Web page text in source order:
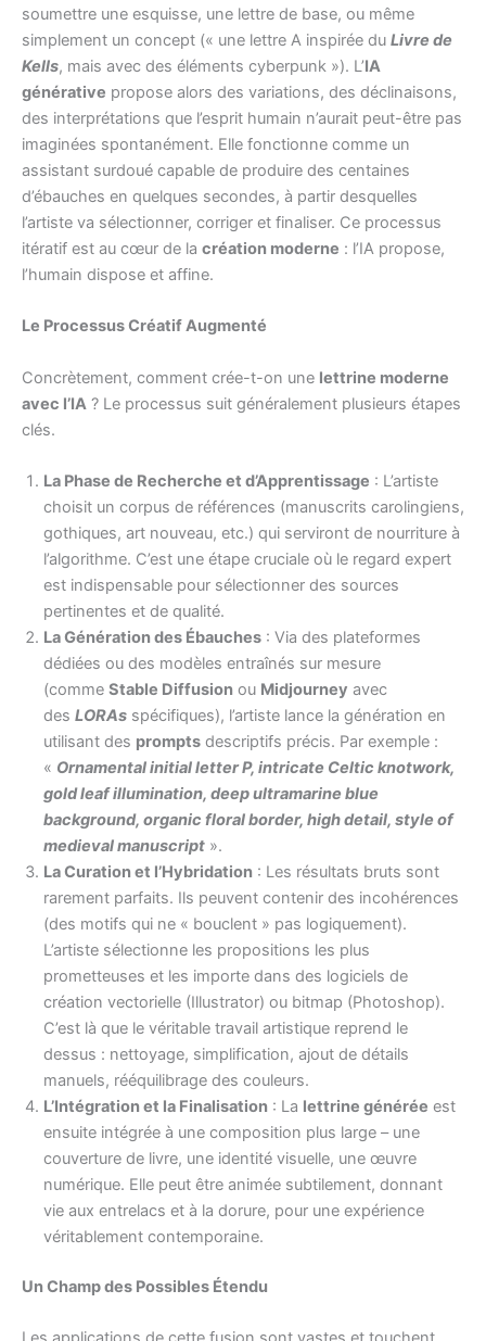
soumettre une esquisse, une lettre de base, ou même
simplement un concept (« une lettre A inspirée du Livre de
Kells, mais avec des éléments cyberpunk »). L’IA
générative propose alors des variations, des déclinaisons,
des interprétations que l’esprit humain n’aurait peut-être pas
imaginées spontanément. Elle fonctionne comme un
assistant surdoué capable de produire des centaines
d’ébauches en quelques secondes, à partir desquelles
l’artiste va sélectionner, corriger et finaliser. Ce processus
itératif est au cœur de la création moderne : l’IA propose,
l’humain dispose et affine.
Le Processus Créatif Augmenté
Concrètement, comment crée-t-on une lettrine moderne
avec l’IA ? Le processus suit généralement plusieurs étapes
clés.
La Phase de Recherche et d’Apprentissage : L’artiste
choisit un corpus de références (manuscrits carolingiens,
gothiques, art nouveau, etc.) qui serviront de nourriture à
l’algorithme. C’est une étape cruciale où le regard expert
est indispensable pour sélectionner des sources
pertinentes et de qualité.
La Génération des Ébauches : Via des plateformes
dédiées ou des modèles entraînés sur mesure
(comme Stable Diffusion ou Midjourney avec
des LORAs spécifiques), l’artiste lance la génération en
utilisant des prompts descriptifs précis. Par exemple :
« Ornamental initial letter P, intricate Celtic knotwork,
gold leaf illumination, deep ultramarine blue
background, organic floral border, high detail, style of
medieval manuscript ».
La Curation et l’Hybridation : Les résultats bruts sont
rarement parfaits. Ils peuvent contenir des incohérences
(des motifs qui ne « bouclent » pas logiquement).
L’artiste sélectionne les propositions les plus
prometteuses et les importe dans des logiciels de
création vectorielle (Illustrator) ou bitmap (Photoshop).
C’est là que le véritable travail artistique reprend le
dessus : nettoyage, simplification, ajout de détails
manuels, rééquilibrage des couleurs.
L’Intégration et la Finalisation : La lettrine générée est
ensuite intégrée à une composition plus large – une
couverture de livre, une identité visuelle, une œuvre
numérique. Elle peut être animée subtilement, donnant
vie aux entrelacs et à la dorure, pour une expérience
véritablement contemporaine.
Un Champ des Possibles Étendu